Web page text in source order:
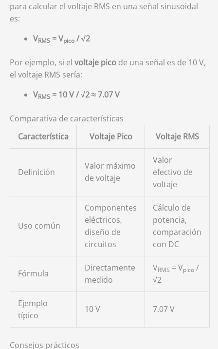
para calcular el voltaje RMS en una señal sinusoidal
es:
VRMS = Vpico / √2
Por ejemplo, si el voltaje pico de una señal es de 10 V,
el voltaje RMS sería:
VRMS = 10 V / √2 ≈ 7.07 V
Comparativa de características
Característica
Voltaje Pico Voltaje RMS
Definición
Valor máximo
de voltaje
Valor
efectivo de
voltaje
Uso común
Componentes
eléctricos,
diseño de
circuitos
Cálculo de
potencia,
comparación
con DC
Fórmula
Directamente
medido
VRMS = Vpico /
√2
Ejemplo
típico
10 V 7.07 V
Consejos prácticos